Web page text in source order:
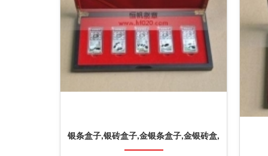
银条盒子,银砖盒子,金银条盒子,金银砖盒,
金银条盒